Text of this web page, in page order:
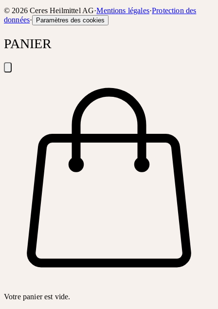
© 2026 Ceres Heilmittel AG·Mentions légales·Protection des
données· Paramètres des cookies
PANIER
Votre panier est vide.